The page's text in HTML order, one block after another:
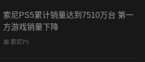
索尼PS5累计销量达到7510万台 第一
方游戏销量下降
索尼PS